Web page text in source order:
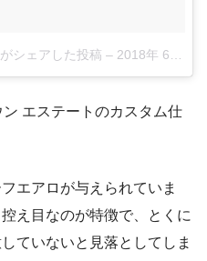
シェアした投稿 – 2018年 6月月26日午前8時11分PDT
エステートのカスタム仕
エアロが与えられていま
え目なのが特徴で、とくに
ていないと見落としてしま